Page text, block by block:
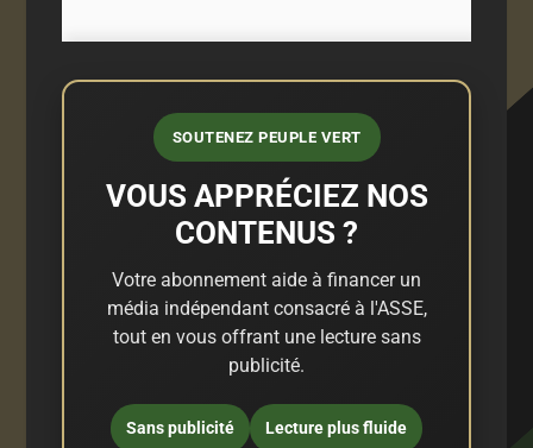
SOUTENEZ PEUPLE VERT
VOUS APPRÉCIEZ NOS
CONTENUS ?
Votre abonnement aide à financer un
média indépendant consacré à l'ASSE,
tout en vous offrant une lecture sans
publicité.
Sans publicité Lecture plus fluide